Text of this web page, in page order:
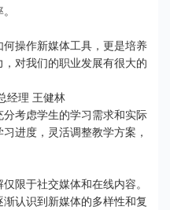
操作新媒体工具，更是培养
对我们的职业发展有很大的
经理 王健林
考虑学生的学习需求和实际
进度，灵活调整教学方案，
限于社交媒体和在线内容。
认识到新媒体的多样性和复